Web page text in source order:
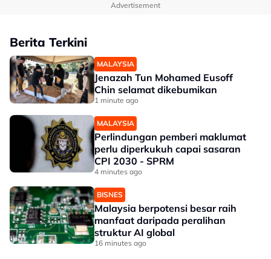
Advertisement
Berita Terkini
MALAYSIA
Jenazah Tun Mohamed Eusoff
Chin selamat dikebumikan
1 minute ago
MALAYSIA
Perlindungan pemberi maklumat
perlu diperkukuh capai sasaran
CPI 2030 - SPRM
4 minutes ago
BISNES
Malaysia berpotensi besar raih
manfaat daripada peralihan
struktur AI global
16 minutes ago